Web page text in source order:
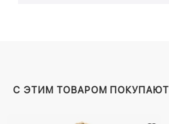
C ЭТИМ ТОВАРОМ ПОКУПАЮТ